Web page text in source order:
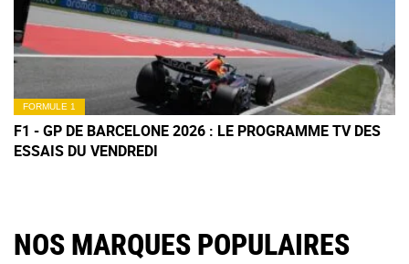
FORMULE 1
F1 - GP DE BARCELONE 2026 : LE PROGRAMME TV DES
ESSAIS DU VENDREDI
NOS MARQUES POPULAIRES